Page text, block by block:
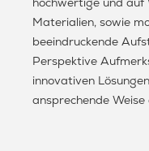
Materialien, sowie
beeindruckende
Perspektive
innovativen
ansprechende